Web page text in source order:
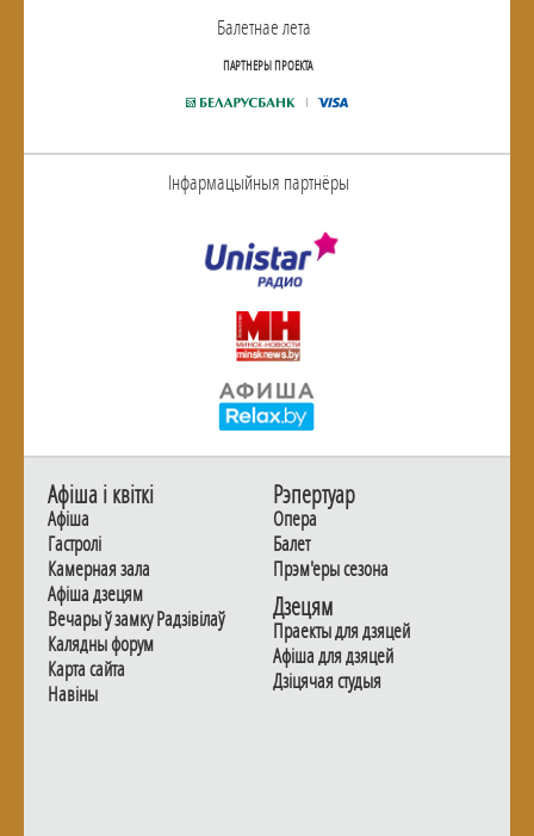
Балетнае лета
ПАРТНЕРЫ ПРОЕКТА
Інфармацыйныя партнёры
Афiша i квiткi
Афiша
Гастролi
Камерная зала
Афiша дзецям
Вечары ў замку Радзiвiлаў
Калядны форум
Карта сайта
Навiны
Рэпертуар
Опера
Балет
Прэм'еры сезона
Дзецям
Праекты для дзяцей
Афiша для дзяцей
Дзiцячая студыя